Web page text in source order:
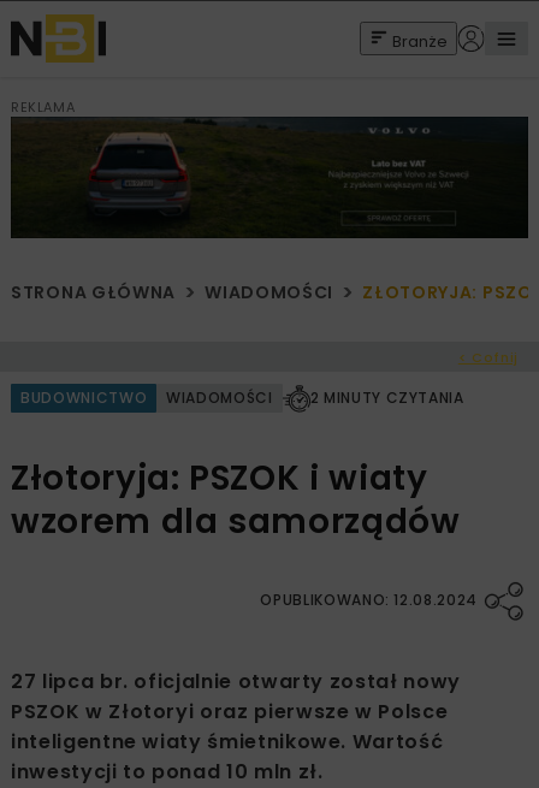
Branże
REKLAMA
STRONA GŁÓWNA WIADOMOŚCI ZŁOTORYJA:
< Cofnij
BUDOWNICTWO WIADOMOŚCI 2 MINUTY CZYTANIA
Złotoryja: PSZOK i wiaty
wzorem dla samorządów
OPUBLIKOWANO: 12.08.2024
27 lipca br. oficjalnie otwarty został nowy
PSZOK w Złotoryi oraz pierwsze w Polsce
inteligentne wiaty śmietnikowe. Wartość
inwestycji to ponad 10 mln zł.